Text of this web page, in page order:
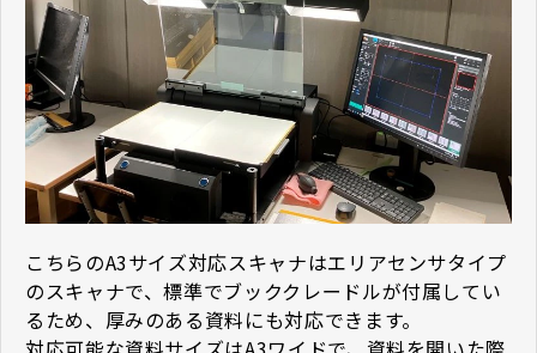
こちらのA3サイズ対応スキャナはエリアセンサタイプ
のスキャナで、標準でブッククレードルが付属してい
るため、厚みのある資料にも対応できます。